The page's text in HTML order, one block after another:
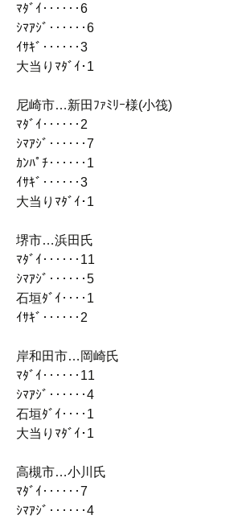
ﾏﾀﾞｲ‥‥‥6
ｼﾏｱｼﾞ‥‥‥6
ｲｻｷﾞ‥‥‥3
大当りﾏﾀﾞｲ･1
尼崎市…新田ﾌｧﾐﾘｰ様(小筏)
ﾏﾀﾞｲ‥‥‥2
ｼﾏｱｼﾞ‥‥‥7
ｶﾝﾊﾟﾁ‥‥‥1
ｲｻｷﾞ‥‥‥3
大当りﾏﾀﾞｲ･1
堺市…浜田氏
ﾏﾀﾞｲ‥‥‥11
ｼﾏｱｼﾞ‥‥‥5
石垣ﾀﾞｲ‥‥1
ｲｻｷﾞ‥‥‥2
岸和田市…岡崎氏
ﾏﾀﾞｲ‥‥‥11
ｼﾏｱｼﾞ‥‥‥4
石垣ﾀﾞｲ‥‥1
大当りﾏﾀﾞｲ･1
高槻市…小川氏
ﾏﾀﾞｲ‥‥‥7
ｼﾏｱｼﾞ‥‥‥4